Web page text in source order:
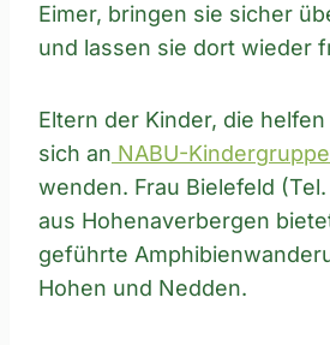
Eimer, bringen sie sicher
und lassen sie dort wieder
Eltern der Kinder, die
sich an NABU-
wenden. Frau Bielefeld
aus Hohenaverbergen
geführte
Hohen und Nedden.